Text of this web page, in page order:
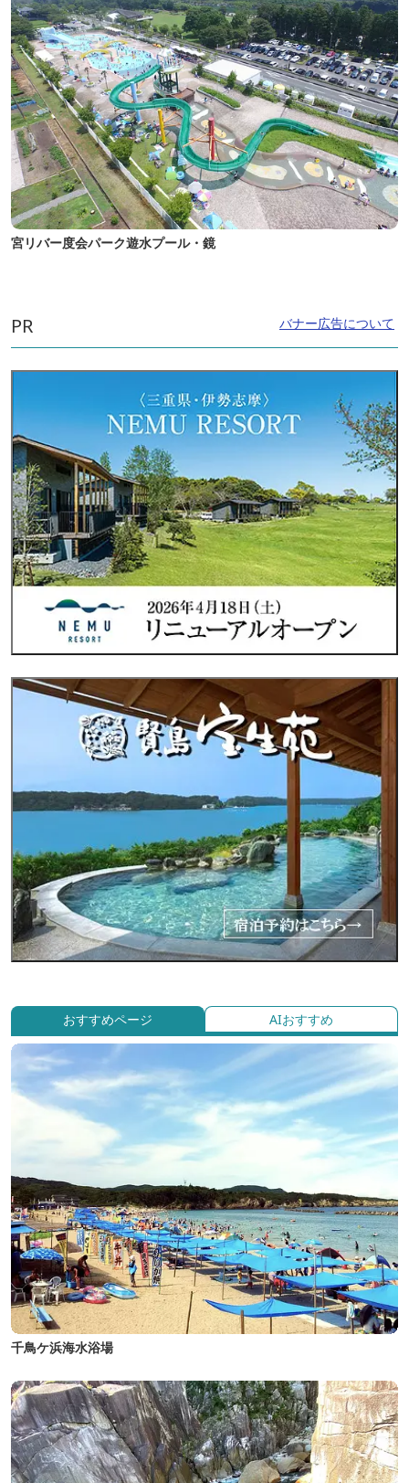
宮リバー度会パーク遊水プール・鏡
PR バナー広告について
おすすめページ AIおすすめ
千鳥ケ浜海水浴場